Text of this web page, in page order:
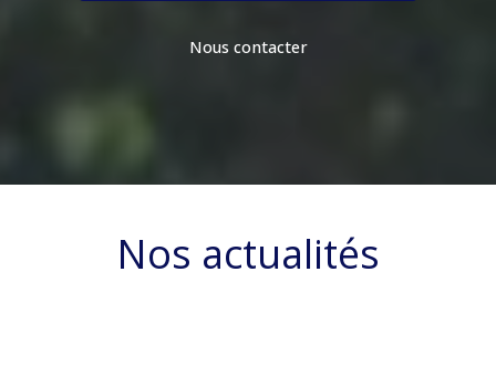
Nous contacter
Nos actualités